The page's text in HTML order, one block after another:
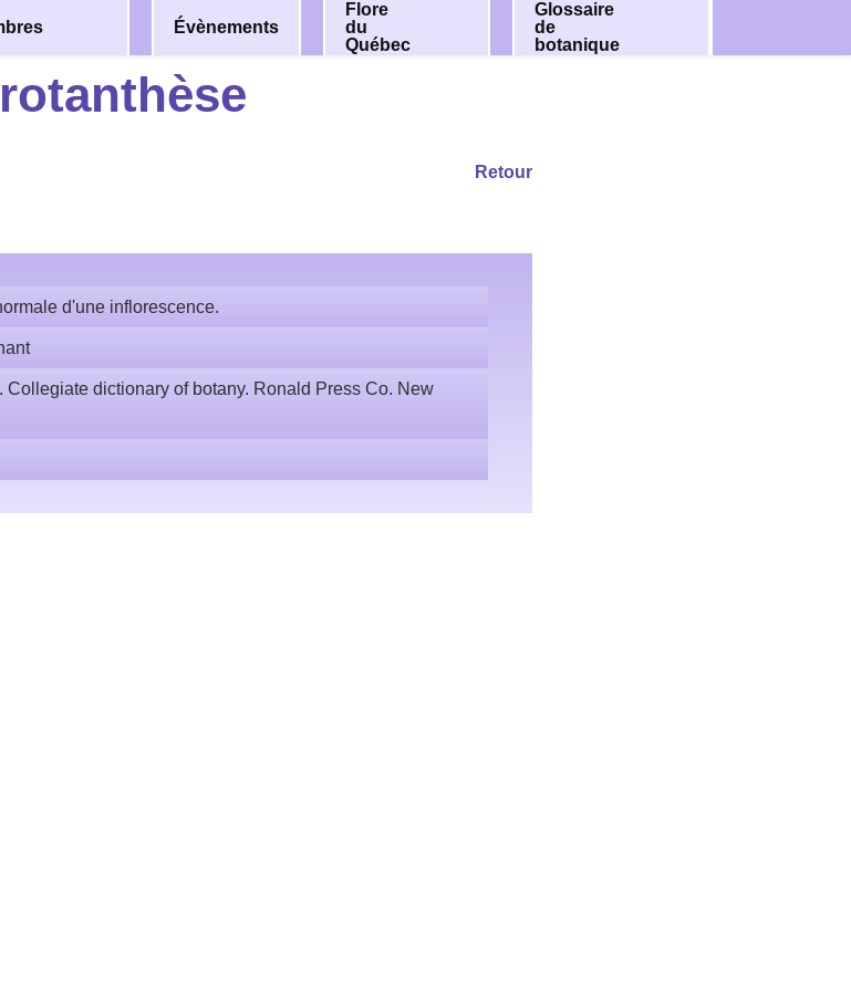
Évènements
Flore
du
Québec
Glossaire
de
botanique
Retour
d'une inflorescence.
Collegiate dictionary of botany. Ronald Press Co. New